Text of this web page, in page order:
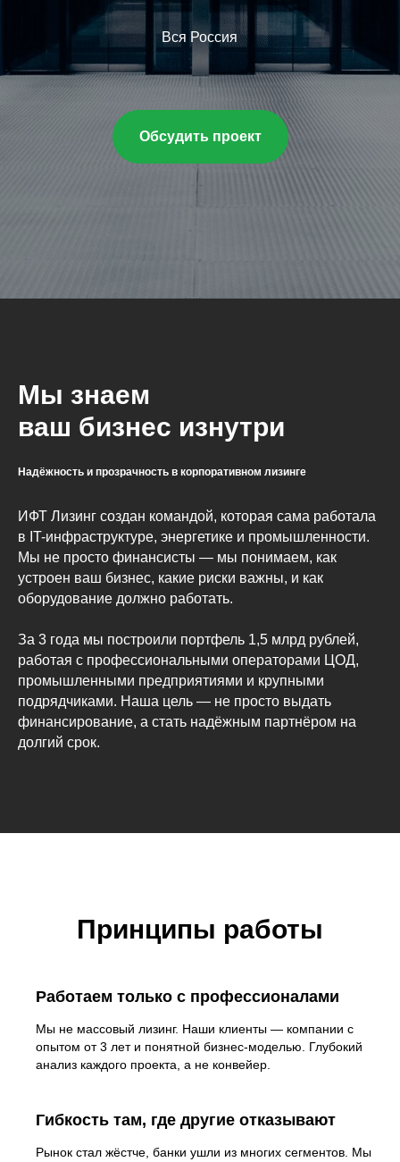
Вся Россия
Обсудить проект
Мы знаем
ваш бизнес изнутри
Надёжность и прозрачность в корпоративном лизинге
ИФТ Лизинг создан командой, которая сама работала
в IT-инфраструктуре, энергетике и промышленности.
Мы не просто финансисты — мы понимаем, как
устроен ваш бизнес, какие риски важны, и как
оборудование должно работать.
За 3 года мы построили портфель 1,5 млрд рублей,
работая с профессиональными операторами ЦОД,
промышленными предприятиями и крупными
подрядчиками. Наша цель — не просто выдать
финансирование, а стать надёжным партнёром на
долгий срок.
Принципы работы
Работаем только с профессионалами
Мы не массовый лизинг. Наши клиенты — компании с
опытом от 3 лет и понятной бизнес-моделью. Глубокий
анализ каждого проекта, а не конвейер.
Гибкость там, где другие отказывают
Рынок стал жёстче, банки ушли из многих сегментов. Мы